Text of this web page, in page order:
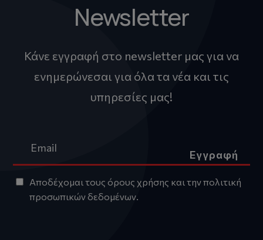
Newsletter
Κάνε εγγραφή στο newsletter μας για να
ενημερώνεσαι για όλα τα νέα και τις
υπηρεσίες μας!
Εγγραφή
Αποδέχομαι τουςόρους χρήσης και τηνπολιτική
προσωπικών δεδομένων.